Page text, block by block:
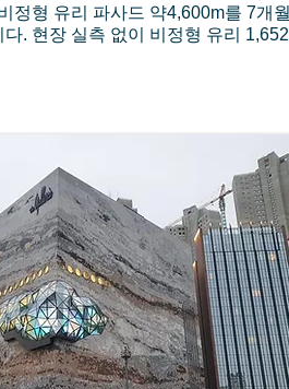
정형 유리 파사드 약4,600m를 7개
. 현장 실측 없이 비정형 유리